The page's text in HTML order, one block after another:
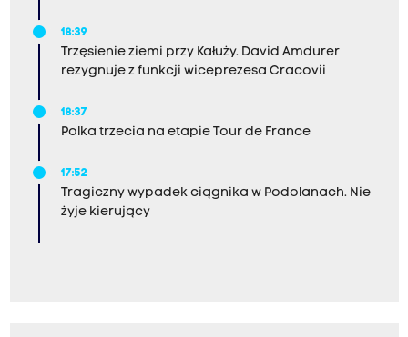
18:39
Trzęsienie ziemi przy Kałuży. David Amdurer
rezygnuje z funkcji wiceprezesa Cracovii
18:37
Polka trzecia na etapie Tour de France
17:52
Tragiczny wypadek ciągnika w Podolanach. Nie
żyje kierujący